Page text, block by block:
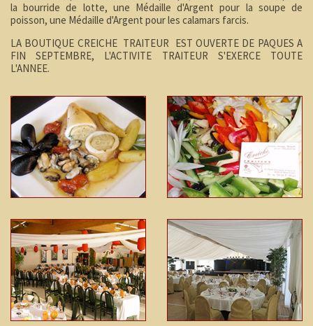
la bourride de lotte, une Médaille d'Argent pour la soupe de
poisson, une Médaille d'Argent pour les calamars farcis.
LA BOUTIQUE CREICHE TRAITEUR EST OUVERTE DE PAQUES A
FIN SEPTEMBRE, L'ACTIVITE TRAITEUR S'EXERCE TOUTE
L'ANNEE.